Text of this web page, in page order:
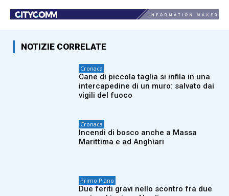
NOTIZIE CORRELATE
Cronaca
Cane di piccola taglia si infila in una
intercapedine di un muro: salvato dai
vigili del fuoco
Cronaca
Incendi di bosco anche a Massa
Marittima e ad Anghiari
Primo Piano
Due feriti gravi nello scontro fra due